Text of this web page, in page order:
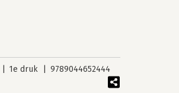
1e druk 9789044652444